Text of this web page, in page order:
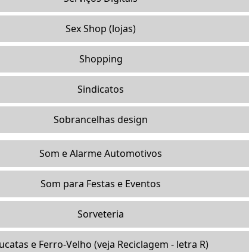
Sex Shop (lojas)
Shopping
Sindicatos
Sobrancelhas design
Som e Alarme Automotivos
Som para Festas e Eventos
Sorveteria
e Ferro-Velho (veja Reciclagem - letra R)